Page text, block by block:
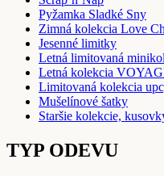
Pyžamka Sladké Sny
Zimná kolekcia Love
Jesenné limitky
Letná limitovaná
Letná kolekcia
Limitovaná kolekcia
Mušelínové šatky
Staršie kolekcie,
TYP ODEVU